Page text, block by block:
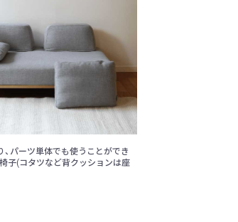
パーツ単体でも使うことができ
子(コタツなど背クッションは座